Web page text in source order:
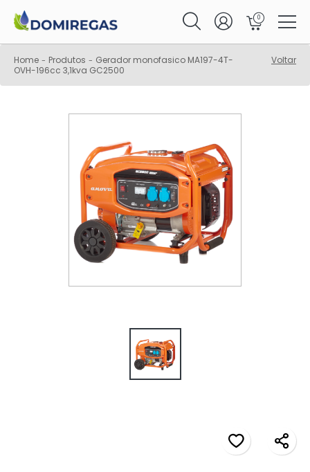
0
Home - Produtos - Gerador monofasico MA197-4T-
OVH-196cc 3,1kva GC2500
Voltar